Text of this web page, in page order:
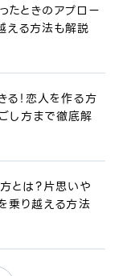
たときのアプロー
える方法も解説
る！恋人を作る方
し方まで徹底解
とは？片思いや
乗り越える方法